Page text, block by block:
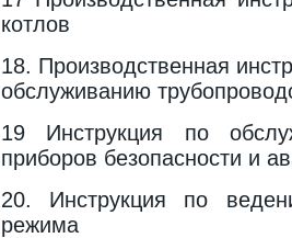
котлов
18. Производственная
обслуживанию
19 Инструкция по
приборов безопас­ности и
20. Инструкция по
режима